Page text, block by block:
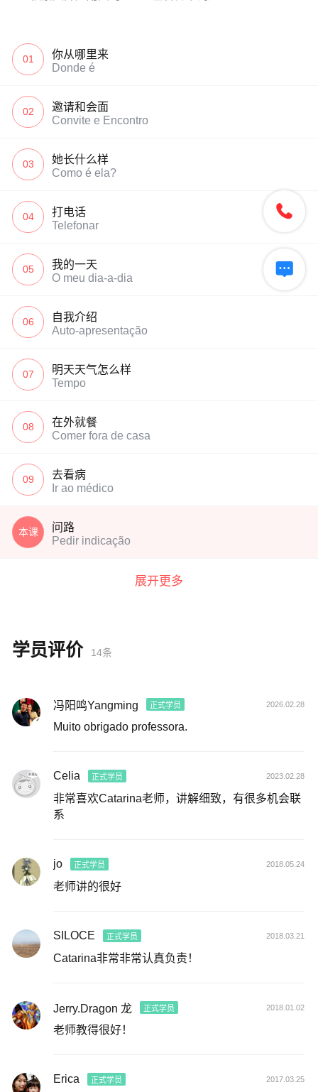
01
你从哪里来
Donde é
02
邀请和会面
Convite e Encontro
03
她长什么样
Como é ela?
04
打电话
Telefonar
05
我的一天
O meu dia-a-dia
06
自我介绍
Auto-apresentação
07
明天天气怎么样
Tempo
08
在外就餐
Comer fora de casa
09
去看病
Ir ao médico
本课
问路
Pedir indicação
展开更多
学员评价 14条
冯阳鸣Yangming 正式学员 2026.02.28
Muito obrigado professora.
Celia 正式学员 2023.02.28
非常喜欢Catarina老师，讲解细致，有很多机会联
系
jo 正式学员 2018.05.24
老师讲的很好
SILOCE 正式学员 2018.03.21
Catarina非常非常认真负责！
Jerry.Dragon 龙 正式学员 2018.01.02
老师教得很好！
Erica 正式学员 2017.03.25

